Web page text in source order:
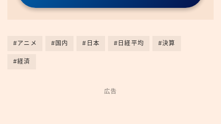
#アニメ #国内 #日本 #日経平均 #決算
#経済
広告